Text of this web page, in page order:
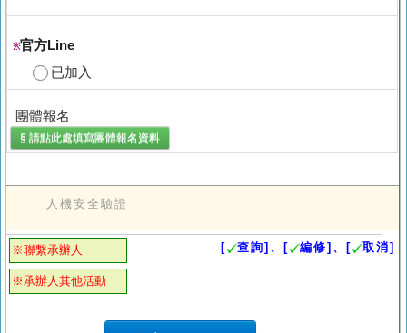
※官方Line
已加入
團體報名
§ 請點此處填寫團體報名 資料
人機安全驗證
※聯繫承辦人
※承辦人其他活動
[ 查詢]、[ 編修]、[ 取消]